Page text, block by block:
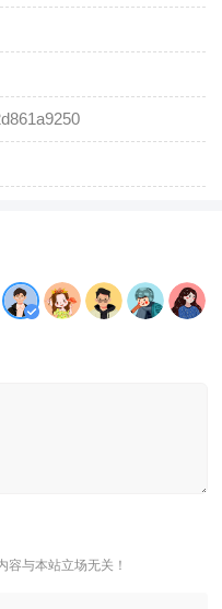
容与本站立场无关！